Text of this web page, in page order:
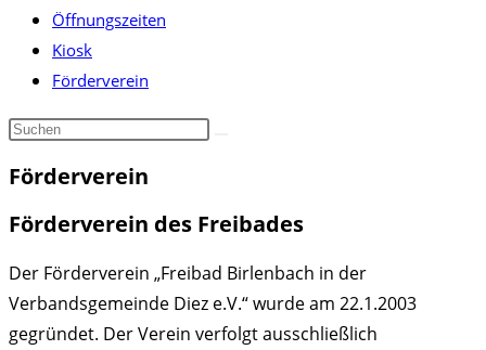
Öffnungszeiten
Kiosk
Förderverein
Förderverein
Förderverein des Freibades
Der Förderverein „Freibad Birlenbach in der
Verbandsgemeinde Diez e.V.“ wurde am 22.1.2003
gegründet. Der Verein verfolgt ausschließlich